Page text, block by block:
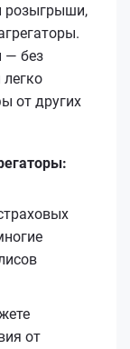
розыгрыши,
— без
от других
от